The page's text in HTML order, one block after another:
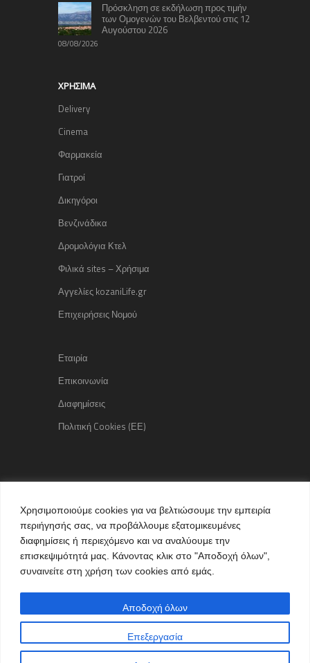
Χρησιμοποιούμε cookies για να βελτιώσουμε την εμπειρία
περιήγησής σας, να προβάλλουμε εξατομικευμένες
διαφημίσεις ή περιεχόμενο και να αναλύουμε την
επισκεψιμότητά μας. Κάνοντας κλικ στο "Αποδοχή όλων",
συναινείτε στη χρήση των cookies από εμάς.
Επεξεργασία
Αποδοχή όλων
Πρόσκληση σε εκδήλωση προς τιμήν
των Ομογενών του Βελβεντού στις 12
Αυγούστου 2026
08/08/2026
ΧΡΉΣΙΜΑ
Delivery
Cinema
Φαρμακεία
Γιατροί
Δικηγόροι
Βενζινάδικα
Δρομολόγια Κτελ
Φιλικά sites – Χρήσιμα
Αγγελίες kozaniLife.gr
Επιχειρήσεις Νομού
Εταιρία
Επικοινωνία
Διαφημίσεις
Πολιτική Cookies (ΕΕ)
Copyright © 2015 kozaniLife.gr
All Rights reserved
Internet Services & Advertisement
by kozaniLife.gr